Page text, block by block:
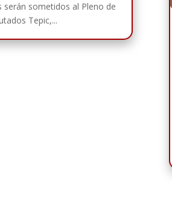
serán sometidos al Pleno de
Tepic,...